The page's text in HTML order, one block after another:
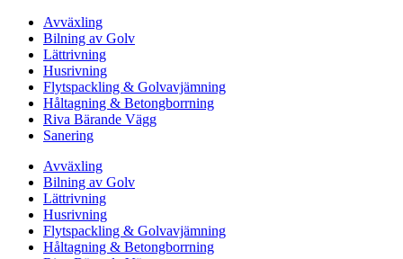
Avväxling
Bilning av Golv
Lättrivning
Husrivning
Flytspackling & Golvavjämning
Håltagning & Betongborrning
Riva Bärande Vägg
Sanering
Avväxling
Bilning av Golv
Lättrivning
Husrivning
Flytspackling & Golvavjämning
Håltagning & Betongborrning